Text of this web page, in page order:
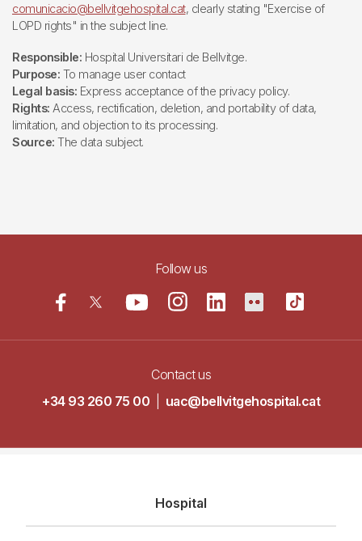
comunicacio@bellvitgehospital.cat, clearly stating "Exercise of
LOPD rights" in the subject line.
Responsible: Hospital Universitari de Bellvitge.
Purpose: To manage user contact
Legal basis: Express acceptance of the privacy policy.
Rights: Access, rectification, deletion, and portability of data,
limitation, and objection to its processing.
Source: The data subject.
Follow us
Contact us
+34 93 260 75 00
uac@bellvitgehospital.cat
principal
Hospital